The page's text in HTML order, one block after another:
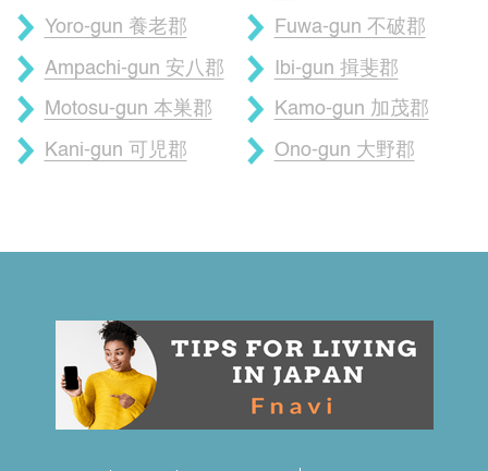
Yoro-gun 養老郡
Fuwa-gun 不破郡
Ampachi-gun 安八郡 Ibi-gun 揖斐郡
Motosu-gun 本巣郡 Kamo-gun 加茂郡
Kani-gun 可児郡 Ono-gun 大野郡